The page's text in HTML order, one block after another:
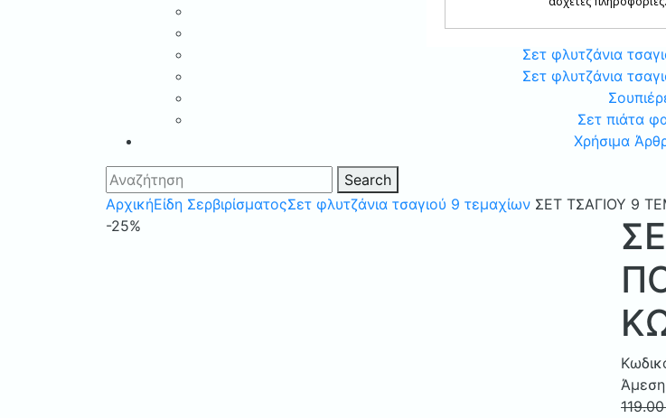
Σετ μπολάκια
Σετ φλυτζάνια
Σετ φλυτζάνια
Σετ φλυτζάνια
Σετ πιάτα
Χρήσιμα
Search
ΑρχικήΕίδη ΣερβιρίσματοςΣετ φλυτζάνια τσαγιού 9 τεμαχίων ΣΕΤ ΤΣΑΓΙΟΥ 9
-25%